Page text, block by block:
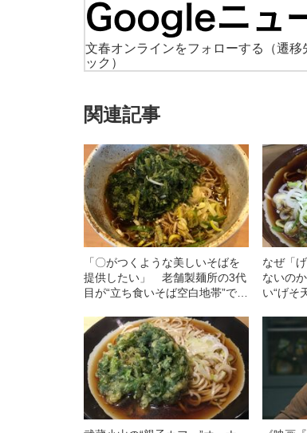
文春オンラインをフォローする
（遷
ック）
関連記事
「〇がつくような美しいそばを
提供したい」 老舗製麺所の3代
目が“立ち食いそば空白地帯”で店
なぜ「
ないの
い“げそ